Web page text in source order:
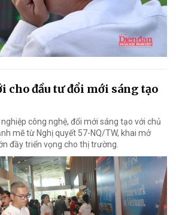
cho đầu tư đổi mới sáng tạo
công nghệ, đổi mới sáng tạo với chủ
mẽ từ Nghị quyết 57-NQ/TW, khai mở
đầy triển vọng cho thị trường.